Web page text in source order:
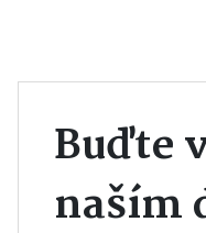
Buďte
naším